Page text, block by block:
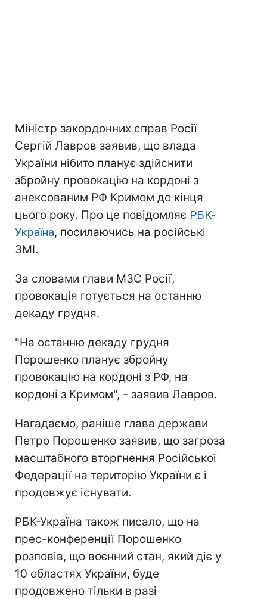
Міністр закордонних справ Росії
Сергій Лавров заявив, що влада
України нібито планує здійснити
збройну провокацію на кордоні з
анексованим РФ Кримом до кінця
цього року. Про це повідомляє РБК-
Україна, посилаючись на російські
ЗМІ.
За словами глави МЗС Росії,
провокація готується на останню
декаду грудня.
"На останню декаду грудня
Порошенко планує збройну
провокацію на кордоні з РФ, на
кордоні з Кримом", - заявив Лавров.
Нагадаємо, раніше глава держави
Петро Порошенко заявив, що загроза
масштабного вторгнення Російської
Федерації на територію України є і
продовжує існувати.
РБК-Україна також писало, що на
прес-конференції Порошенко
розповів, що воєнний стан, який діє у
10 областях України, буде
продовжено тільки в разі